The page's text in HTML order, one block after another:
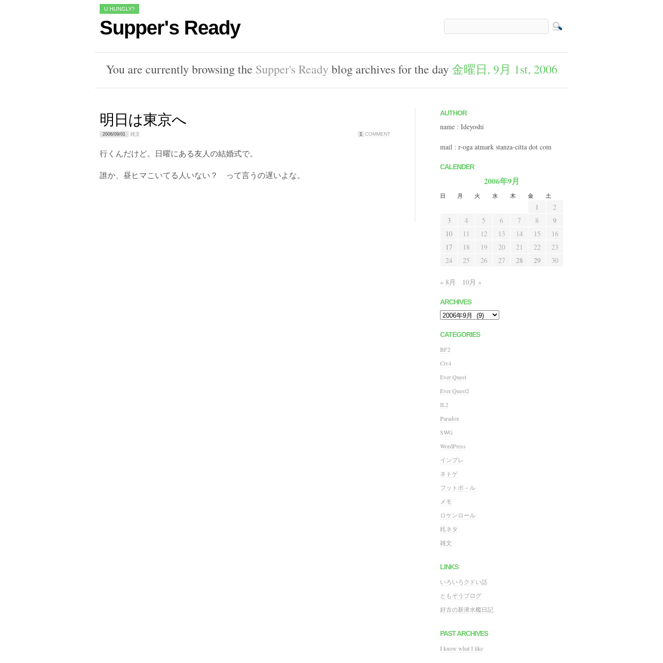
U HUNGLY?
Supper's Ready
You are currently browsing the Supper's Ready blog archives for the day金曜日, 9月 1st, 2006
明日は東京へ
2006/09/01 雑文 1 COMMENT
行くんだけど。日曜にある友人の結婚式で。
誰か、昼ヒマこいてる人いない？ って言うの遅いよな。
AUTHOR
name : Ideyoshi
mail : r-oga atmark stanza-citta dot com
CALENDER
2006年9月
日 月 火 水 木 金 土
1
2
3
4 5 6 7 8
9
10
11 12 13 14 15
16
17
18 19 20 21 22
23
24
25 26 27 28 29 30
« 8月 10月 »
ARCHIVES
Archives
CATEGORIES
BF2
Civ4
Ever Quest
Ever Quest2
IL2
Paradox
SWG
WordPress
インプレ
ネトゲ
フットボ－ル
メモ
ロケンロール
粍ネタ
雑文
LINKS
いろいろクドい話
ともぞうブログ
好古の新潜水艦日記
PAST ARCHIVES
I know what I like